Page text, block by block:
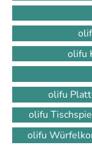
olifu
olifu
olifu
olifu